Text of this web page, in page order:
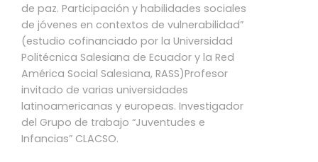
de paz. Participación y habilidades sociales
de jóvenes en contextos de vulnerabilidad”
(estudio cofinanciado por la Universidad
Politécnica Salesiana de Ecuador y la Red
América Social Salesiana, RASS)Profesor
invitado de varias universidades
latinoamericanas y europeas. Investigador
del Grupo de trabajo “Juventudes e
Infancias” CLACSO.